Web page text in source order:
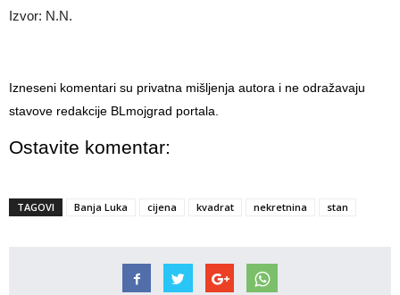
Izvor: N.N.
Izneseni komentari su privatna mišljenja autora i ne odražavaju
stavove redakcije BLmojgrad portala.
Ostavite komentar:
TAGOVI Banja Luka cijena kvadrat nekretnina stan